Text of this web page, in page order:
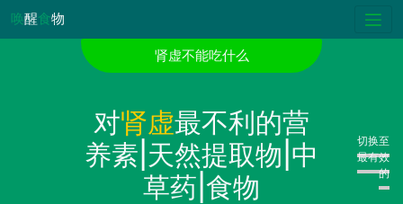
唤醒食物
肾虚不能吃什么
对肾虚最不利的营
养素|天然提取物|中
草药|食物
切换至
最有效
的